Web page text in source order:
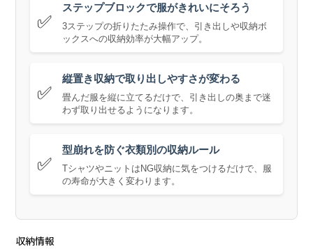
✅
ステップブロックで服がきれいにそろう
3ステップの折りたたみ操作で、引き出しや収納ボ
ックスへの収納効率が大幅アップ。
✅
縦置き収納で取り出しやすさが変わる
畳んだ服を縦に立てるだけで、引き出しの奥まで迷
わず取り出せるようになります。
✅
型崩れを防ぐ衣類別の収納ルール
TシャツやニットはNG収納に気をつけるだけで、服
の寿命が大きく変わります。
収納情報